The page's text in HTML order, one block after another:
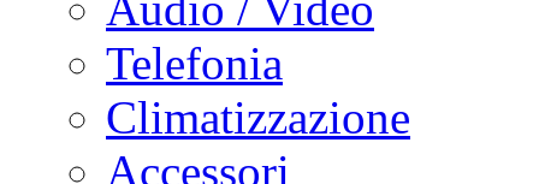
Telefonia
Climatizzazione
Accessori